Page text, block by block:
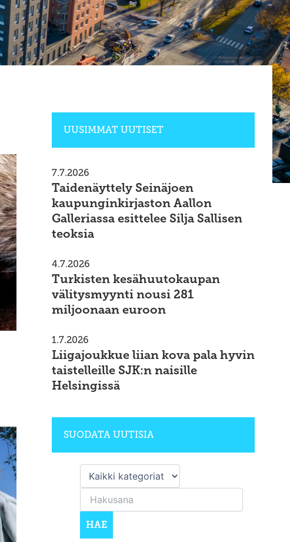
UUSIMMAT UUTISET
7.7.2026
Taidenäyttely Seinäjoen
kaupunginkirjaston Aallon
Galleriassa esittelee Silja Sallisen
teoksia
4.7.2026
Turkisten kesähuutokaupan
välitysmyynti nousi 281
miljoonaan euroon
1.7.2026
Liigajoukkue liian kova pala hyvin
taistelleille SJK:n naisille
Helsingissä
SUODATA UUTISIA